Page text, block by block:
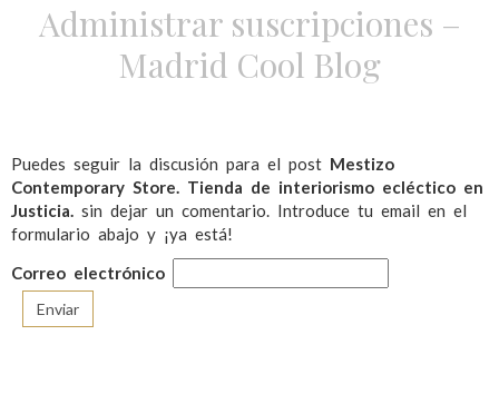
Administrar suscripciones –
Madrid Cool Blog
Puedes seguir la discusión para el post Mestizo
Contemporary Store. Tienda de interiorismo ecléctico en
Justicia. sin dejar un comentario. Introduce tu email en el
formulario abajo y ¡ya está!
Correo electrónico